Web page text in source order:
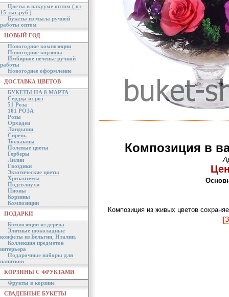
Цветы в вакууме оптом ( от
15 тыс.руб )
Букеты из мыла ручной
работы оптом
НОВЫЙ ГОД
Новогодние композиции
Новогодние корзины
Имбирное печенье ручной
работы
Новогоднее оформление
ДОСТАВКА ЦВЕТОВ
БУКЕТЫ НА 8 МАРТА
Сердца из роз
51 Роза
101 РОЗА
Розы
Орхидеи
Ландыши
Сирень
Тюльпаны
Полевые цветы
Герберы
Лилии
Гвоздики
Экзотические цветы
Хризантемы
Подсолнухи
Пионы
Корзины
Композиции
ПОДАРКИ
Композиции из дерева
Элитные шоколадные
конфеты из Бельгии, Италии.
Коллекция предметов
интерьера
Подарочные наборы для
напитков
КОРЗИНЫ С ФРУКТАМИ
Фрукты в корзине
СВАДЕБНЫЕ БУКЕТЫ
Композиция в
Композиция из живых цветов